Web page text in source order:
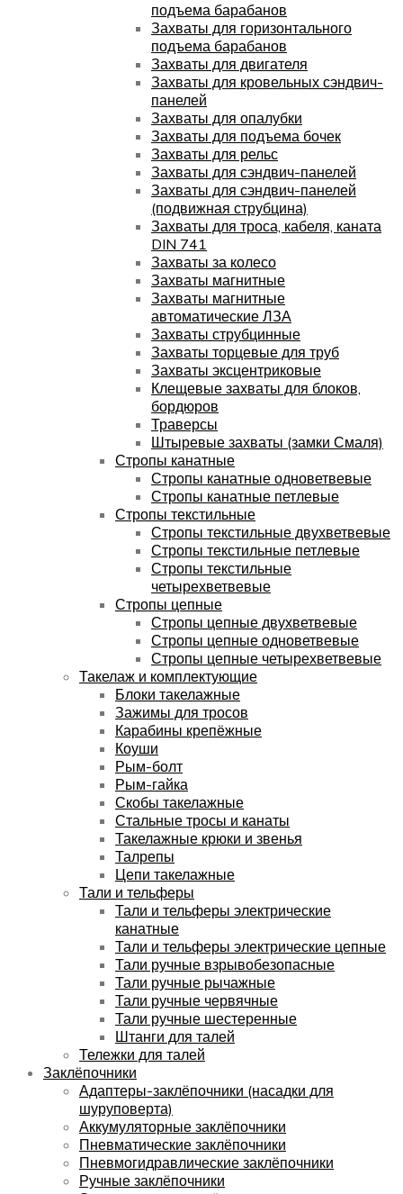
подъема барабанов
Захваты для горизонтального
подъема барабанов
Захваты для двигателя
Захваты для кровельных сэндвич-
панелей
Захваты для опалубки
Захваты для подъема бочек
Захваты для рельс
Захваты для сэндвич-панелей
Захваты для сэндвич-панелей
(подвижная струбцина)
Захваты для троса, кабеля, каната
DIN 741
Захваты за колесо
Захваты магнитные
Захваты магнитные
автоматические ЛЗА
Захваты струбцинные
Захваты торцевые для труб
Захваты эксцентриковые
Клещевые захваты для блоков,
бордюров
Траверсы
Штыревые захваты (замки Смаля)
Стропы канатные
Стропы канатные одноветвевые
Стропы канатные петлевые
Стропы текстильные
Стропы текстильные двухветвевые
Стропы текстильные петлевые
Стропы текстильные
четырехветвевые
Стропы цепные
Стропы цепные двухветвевые
Стропы цепные одноветвевые
Стропы цепные четырехветвевые
Такелаж и комплектующие
Блоки такелажные
Зажимы для тросов
Карабины крепёжные
Коуши
Рым-болт
Рым-гайка
Скобы такелажные
Стальные тросы и канаты
Такелажные крюки и звенья
Талрепы
Цепи такелажные
Тали и тельферы
Тали и тельферы электрические
канатные
Тали и тельферы электрические цепные
Тали ручные взрывобезопасные
Тали ручные рычажные
Тали ручные червячные
Тали ручные шестеренные
Штанги для талей
Тележки для талей
Заклёпочники
Адаптеры-заклёпочники (насадки для
шуруповерта)
Аккумуляторные заклёпочники
Пневматические заклёпочники
Пневмогидравлические заклёпочники
Ручные заклёпочники